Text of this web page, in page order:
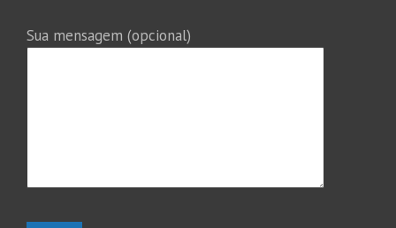
Sua mensagem (opcional)